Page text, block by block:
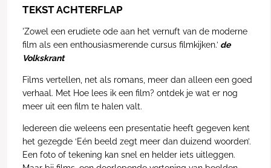
TEKST ACHTERFLAP
'Zowel een erudiete ode aan het vernuft van de moderne
film als een enthousiasmerende cursus filmkijken.’ de
Volkskrant
Films vertellen, net als romans, meer dan alleen een goed
verhaal. Met Hoe lees ik een film? ontdek je wat er nog
meer uit een film te halen valt.
Iedereen die weleens een presentatie heeft gegeven kent
het gezegde ‘Eén beeld zegt meer dan duizend woorden’.
Een foto of tekening kan snel en helder iets uitleggen.